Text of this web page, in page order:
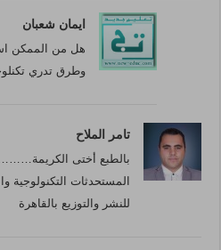
ايمان شعبان
هل من الممكن
وطرق تدري
تامر الملاح
بالطبع أختى
المستحدثات التكنولوجية
للنشر والتوزيع بالقاهرة